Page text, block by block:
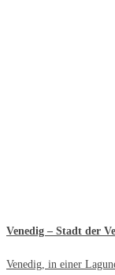
Venedig – Stadt der
Venedig, in einer